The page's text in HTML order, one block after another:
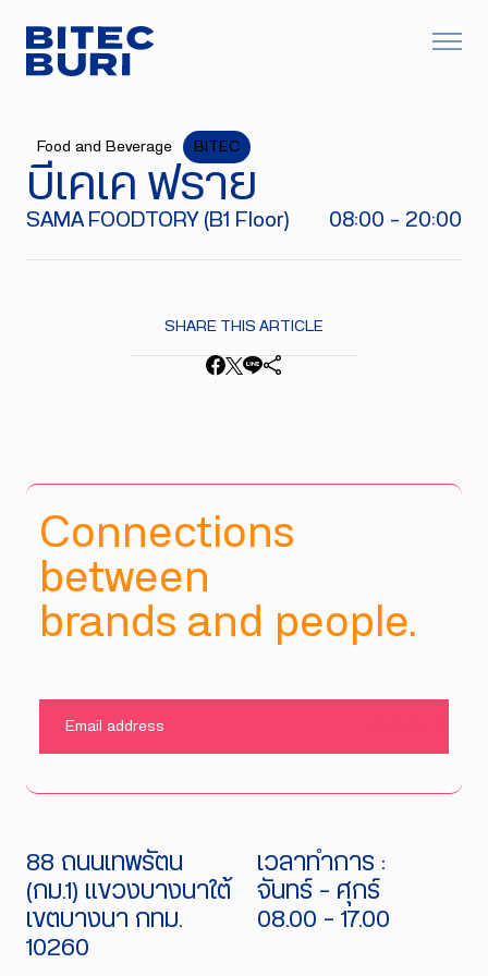
Food and Beverage BITEC
บีเคเค ฟราย
SAMA FOODTORY (B1 Floor) 08:00 - 20:00
SHARE THIS ARTICLE
Connections
between
brands and people.
88 ถนนเทพรัตน
(กม.1) แขวงบางนาใต้
เขตบางนา กทม.
10260
เวลาทำการ :
จันทร์ - ศุกร์
08.00 - 17.00